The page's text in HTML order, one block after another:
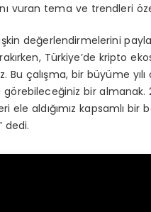
vuran tema ve trendleri
değerlendirmelerini
Türkiye’de kripto
Bu çalışma, bir büyüme yılı
görebileceğiniz bir
ele aldığımız kapsamlı
dedi.